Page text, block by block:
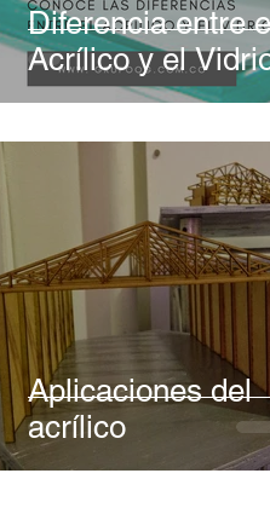
Diferencia entre
Acrílico y el
Aplicaciones del
acrílico